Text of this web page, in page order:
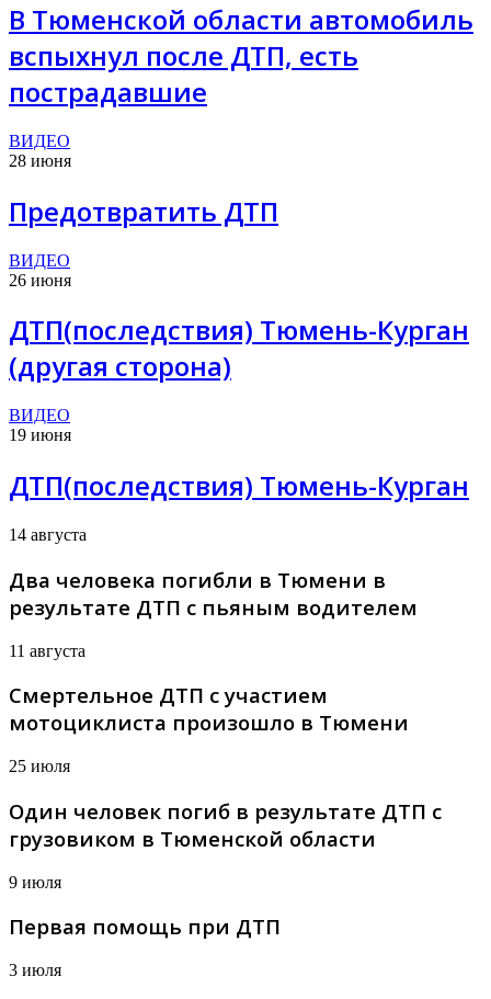
В Тюменской области автомобиль
вспыхнул после ДТП, есть
пострадавшие
ВИДЕО
28 июня
Предотвратить ДТП
ВИДЕО
26 июня
ДТП(последствия) Тюмень-Курган
(другая сторона)
ВИДЕО
19 июня
ДТП(последствия) Тюмень-Курган
14 августа
Два человека погибли в Тюмени в
результате ДТП с пьяным водителем
11 августа
Смертельное ДТП с участием
мотоциклиста произошло в Тюмени
25 июля
Один человек погиб в результате ДТП с
грузовиком в Тюменской области
9 июля
Первая помощь при ДТП
3 июля